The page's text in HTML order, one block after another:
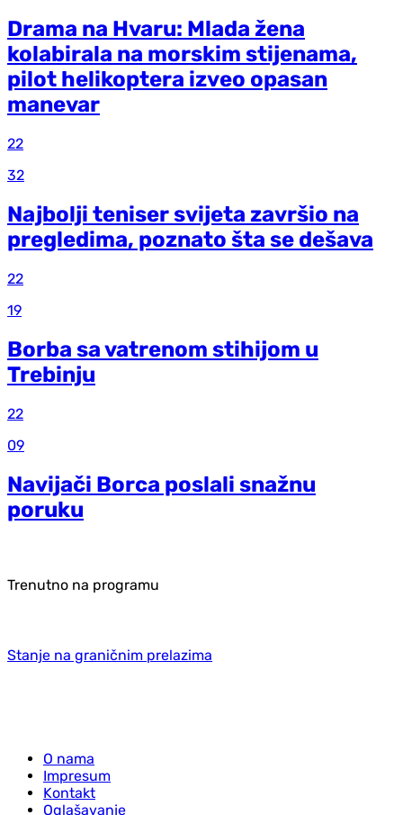
Drama na Hvaru: Mlada žena
kolabirala na morskim stijenama,
pilot helikoptera izveo opasan
manevar
22
32
Najbolji teniser svijeta završio na
pregledima, poznato šta se dešava
22
19
Borba sa vatrenom stihijom u
Trebinju
22
09
Navijači Borca poslali snažnu
poruku
Trenutno na programu
Stanje na graničnim prelazima
O nama
Impresum
Kontakt
Oglašavanje